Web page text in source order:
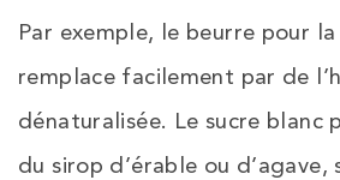
Par exemple, le beurre pour la
remplace facilement par de
dénaturalisée. Le sucre blanc
du sirop d’érable ou d’agave,